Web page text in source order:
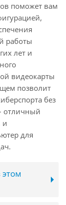
поможет вам
работы
лет и
видеокарты
позволит
без
отличный
и
для
этом